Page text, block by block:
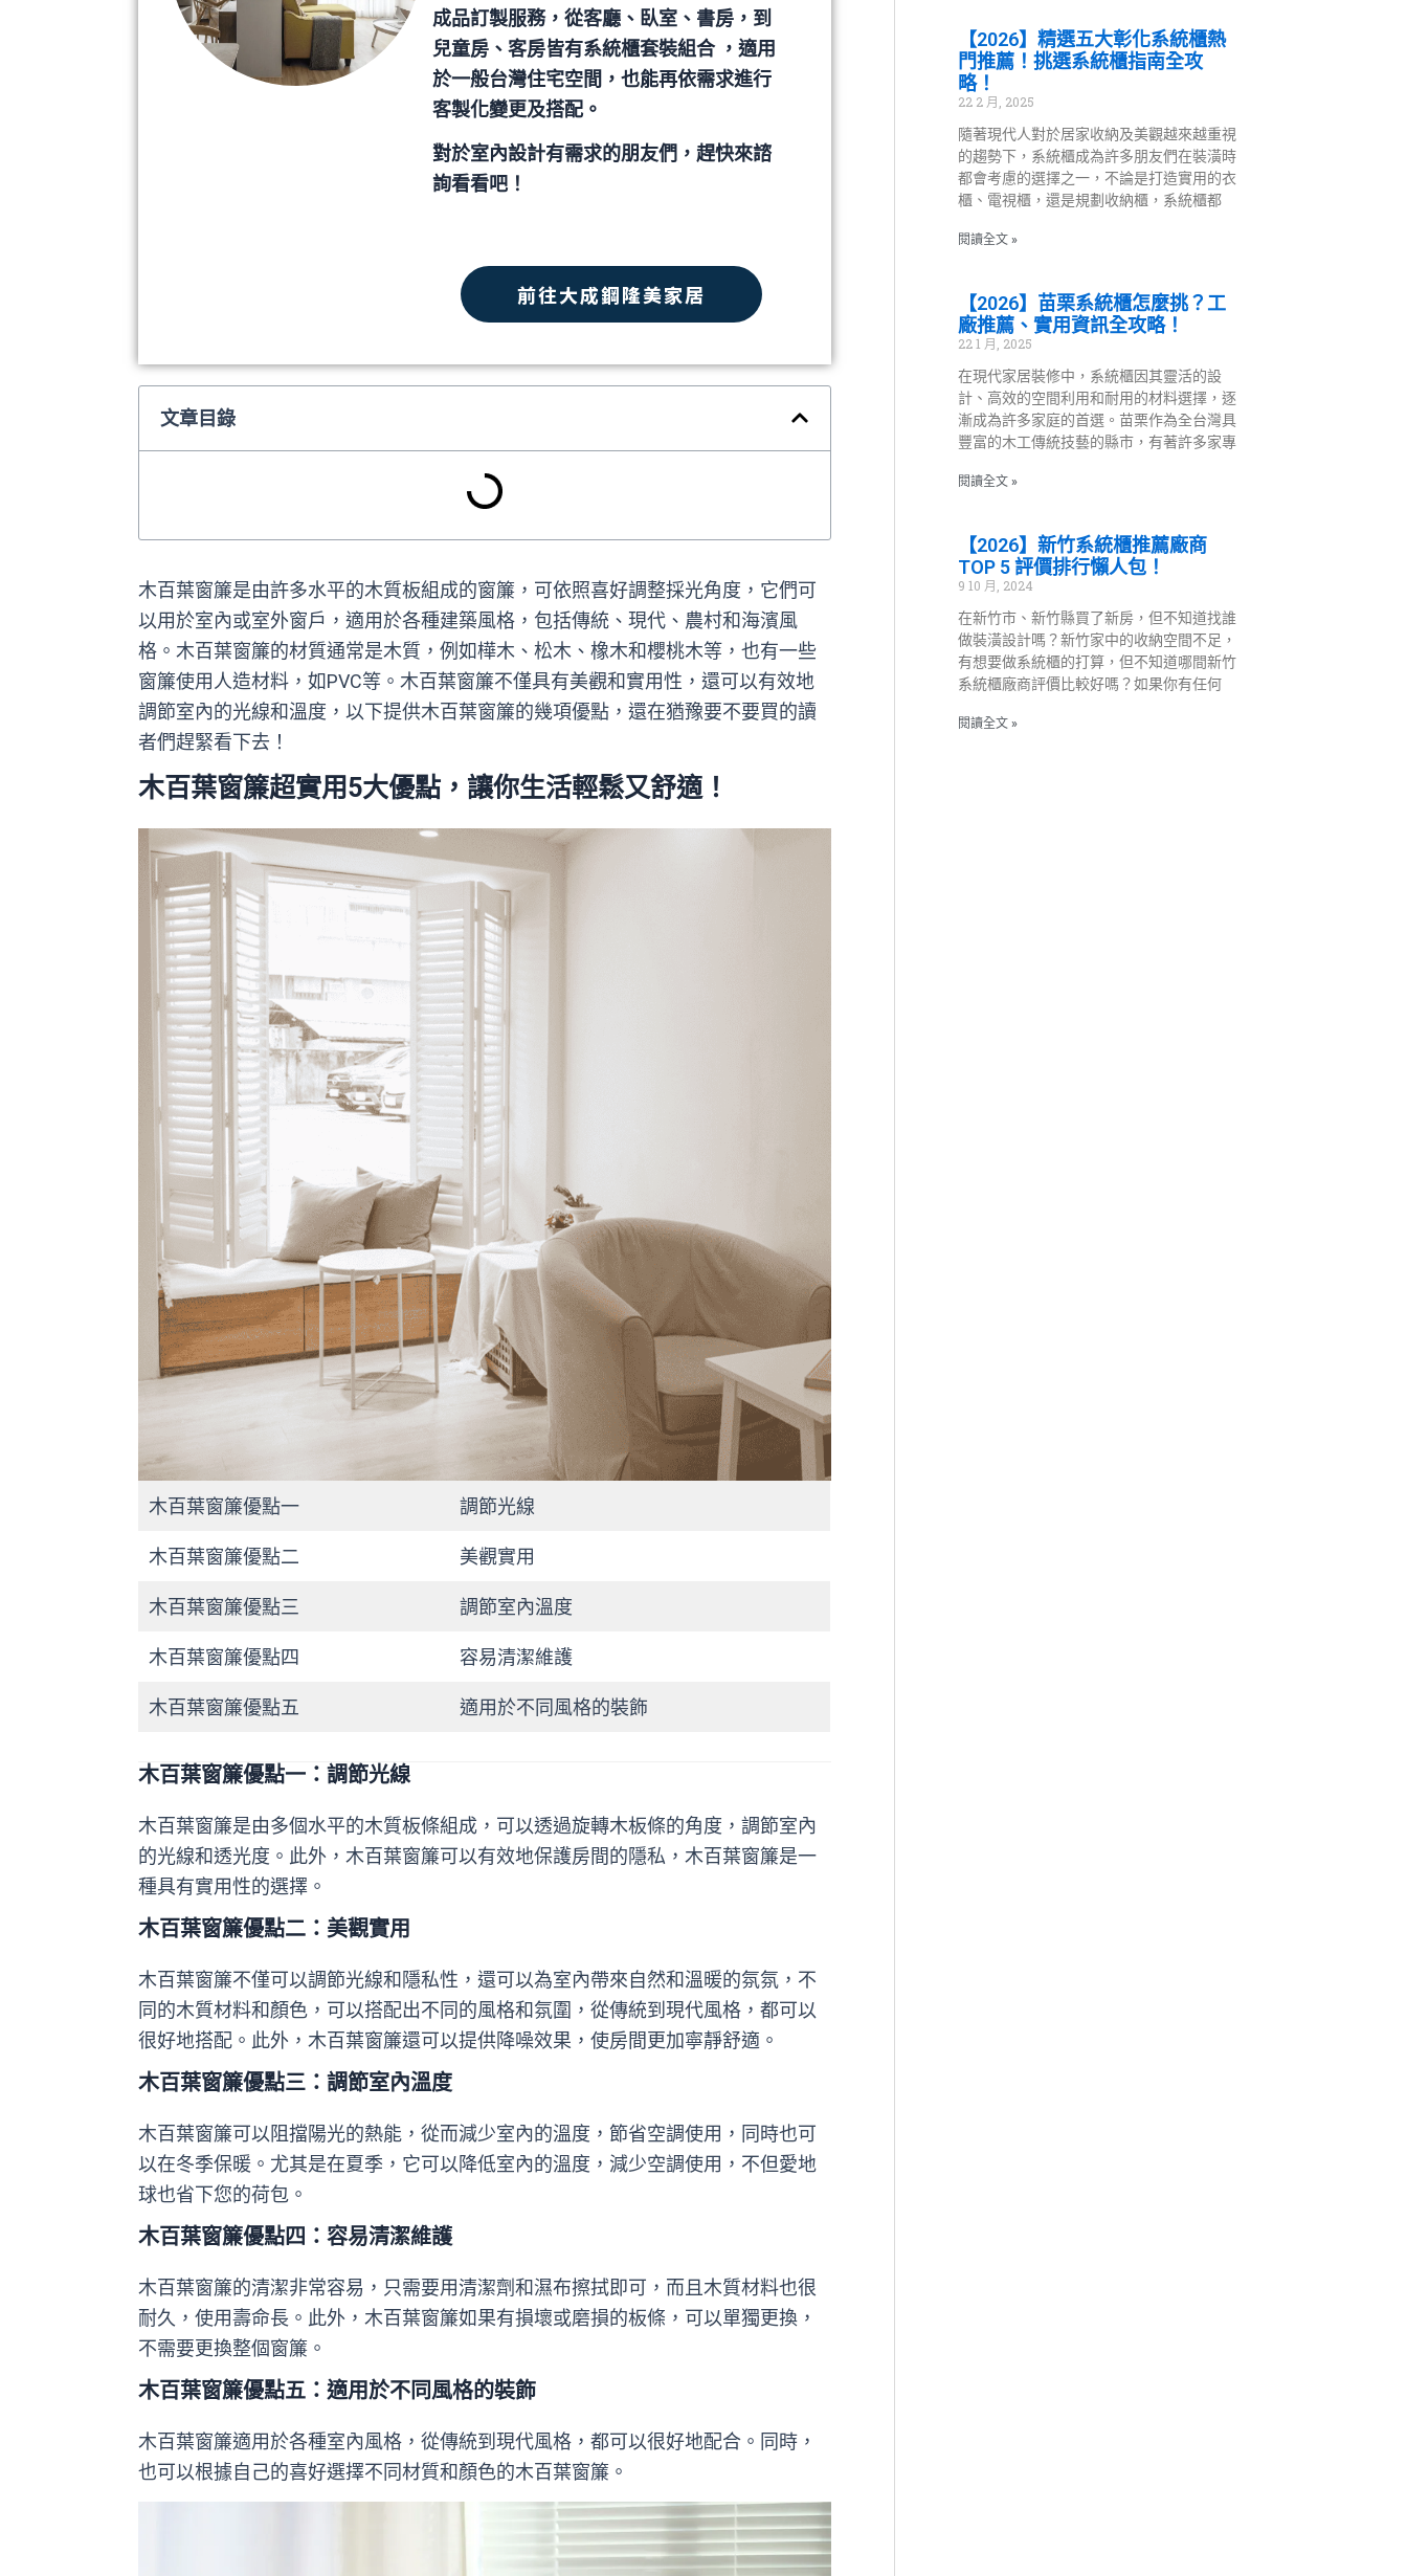
成品訂製服務，從客廳、臥室、書房，到
兒童房、客房皆有系統櫃套裝組合 ，適用
於一般台灣住宅空間，也能再依需求進行
客製化變更及搭配。
對於室內設計有需求的朋友們，趕快來諮
詢看看吧！
前往大成鋼隆美家居
文章目錄
木百葉窗簾是由許多水平的木質板組成的窗簾，可依照喜好調整採光角度，它們可
以用於室內或室外窗戶，適用於各種建築風格，包括傳統、現代、農村和海濱風
格。木百葉窗簾的材質通常是木質，例如樺木、松木、橡木和櫻桃木等，也有一些
窗簾使用人造材料，如PVC等。木百葉窗簾不僅具有美觀和實用性，還可以有效地
調節室內的光線和溫度，以下提供木百葉窗簾的幾項優點，還在猶豫要不要買的讀
者們趕緊看下去！
木百葉窗簾超實用5大優點，讓你生活輕鬆又舒適！
木百葉窗簾優點一 調節光線
木百葉窗簾優點二 美觀實用
木百葉窗簾優點三 調節室內溫度
木百葉窗簾優點四 容易清潔維護
木百葉窗簾優點五 適用於不同風格的裝飾
木百葉窗簾優點一：調節光線
木百葉窗簾是由多個水平的木質板條組成，可以透過旋轉木板條的角度，調節室內
的光線和透光度。此外，木百葉窗簾可以有效地保護房間的隱私，木百葉窗簾是一
種具有實用性的選擇。
木百葉窗簾優點二：美觀實用
木百葉窗簾不僅可以調節光線和隱私性，還可以為室內帶來自然和溫暖的氛氛，不
同的木質材料和顏色，可以搭配出不同的風格和氛圍，從傳統到現代風格，都可以
很好地搭配。此外，木百葉窗簾還可以提供降噪效果，使房間更加寧靜舒適。
木百葉窗簾優點三：調節室內溫度
木百葉窗簾可以阻擋陽光的熱能，從而減少室內的溫度，節省空調使用，同時也可
以在冬季保暖。尤其是在夏季，它可以降低室內的溫度，減少空調使用，不但愛地
球也省下您的荷包。
木百葉窗簾優點四：容易清潔維護
木百葉窗簾的清潔非常容易，只需要用清潔劑和濕布擦拭即可，而且木質材料也很
耐久，使用壽命長。此外，木百葉窗簾如果有損壞或磨損的板條，可以單獨更換，
不需要更換整個窗簾。
木百葉窗簾優點五：適用於不同風格的裝飾
木百葉窗簾適用於各種室內風格，從傳統到現代風格，都可以很好地配合。同時，
也可以根據自己的喜好選擇不同材質和顏色的木百葉窗簾。
【2026】精選五大彰化系統櫃熱
門推薦！挑選系統櫃指南全攻
略！
22 2 月, 2025
隨著現代人對於居家收納及美觀越來越重視
的趨勢下，系統櫃成為許多朋友們在裝潢時
都會考慮的選擇之一，不論是打造實用的衣
櫃、電視櫃，還是規劃收納櫃，系統櫃都
閱讀全文 »
【2026】苗栗系統櫃怎麼挑？工
廠推薦、實用資訊全攻略！
22 1 月, 2025
在現代家居裝修中，系統櫃因其靈活的設
計、高效的空間利用和耐用的材料選擇，逐
漸成為許多家庭的首選。苗栗作為全台灣具
豐富的木工傳統技藝的縣市，有著許多家專
閱讀全文 »
【2026】新竹系統櫃推薦廠商
TOP 5 評價排行懶人包！
9 10 月, 2024
在新竹市、新竹縣買了新房，但不知道找誰
做裝潢設計嗎？新竹家中的收納空間不足，
有想要做系統櫃的打算，但不知道哪間新竹
系統櫃廠商評價比較好嗎？如果你有任何
閱讀全文 »